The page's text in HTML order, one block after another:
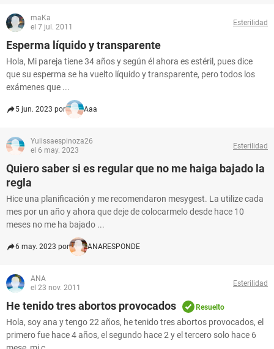
maKa
el 7 jul. 2011
Esterilidad
Esperma líquido y transparente
Hola, Mi pareja tiene 34 años y según él ahora es estéril, pues dice
que su esperma se ha vuelto líquido y transparente, pero todos los
exámenes que ...
5 jun. 2023 por Aaa
Yulissaespinoza26
el 6 may. 2023
Esterilidad
Quiero saber si es regular que no me haiga bajado la
regla
Hice una planificación y me recomendaron mesygest. La utilize cada
mes por un año y ahora que deje de colocarmelo desde hace 10
meses no me ha bajado ...
6 may. 2023 por ANARESPONDE
ANA
el 23 nov. 2011
Esterilidad
He tenido tres abortos provocados Resuelto
Hola, soy ana y tengo 22 años, he tenido tres abortos provocados, el
primero fue hace 4 años, el segundo hace 2 y el tercero solo hace 6